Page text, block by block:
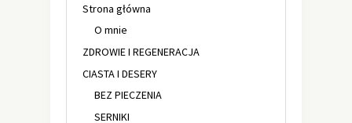
Strona główna
O mnie
ZDROWIE I REGENERACJA
CIASTA I DESERY
BEZ PIECZENIA
SERNIKI